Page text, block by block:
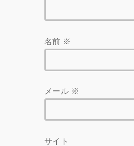
名前 ※
メール ※
サイト